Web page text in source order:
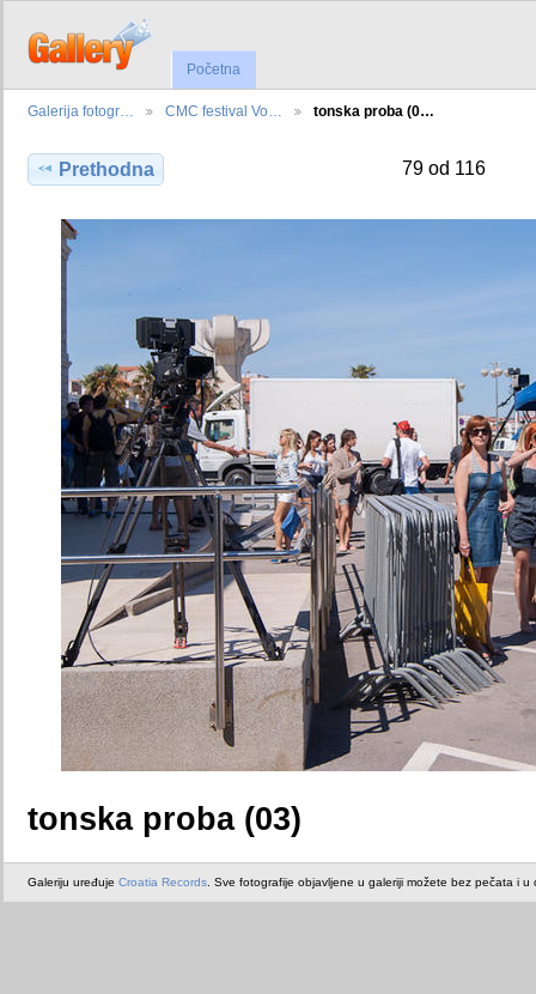
Početna
Galerija fotogr… CMC festival Vo… tonska proba (0…
Prethodna 79 od 116
tonska proba (03)
Galeriju uređuje Croatia Records . Sve fotografije objavljene u galeriji možete bez pečata i